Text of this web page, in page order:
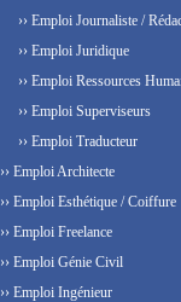
›› Emploi Journaliste /
›› Emploi Juridique
›› Emploi Ressources
›› Emploi Superviseurs
›› Emploi Traducteur
›› Emploi Architecte
›› Emploi Esthétique / Coiffure
›› Emploi Freelance
›› Emploi Génie Civil
›› Emploi Ingénieur